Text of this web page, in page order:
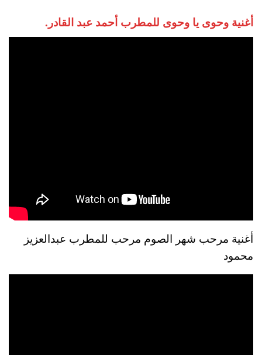
أغنية وحوى يا وحوى للمطرب أحمد عبد القادر.
أغنية مرحب شهر الصوم مرحب للمطرب عبدالعزيز
محمود